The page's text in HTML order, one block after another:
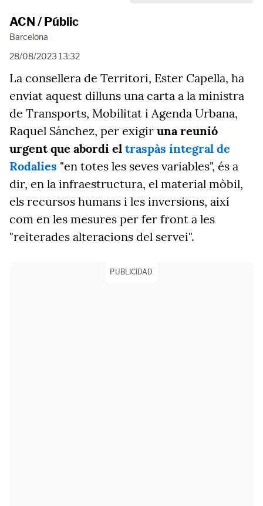
ACN / Públic
Barcelona
28/08/2023 13:32
La consellera de Territori, Ester Capella, ha
enviat aquest dilluns una carta a la ministra
de Transports, Mobilitat i Agenda Urbana,
Raquel Sánchez, per exigir una reunió
urgent que abordi el traspàs integral de
Rodalies "en totes les seves variables", és a
dir, en la infraestructura, el material mòbil,
els recursos humans i les inversions, així
com en les mesures per fer front a les
"reiterades alteracions del servei".
PUBLICIDAD